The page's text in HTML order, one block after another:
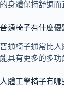
的身體保持舒適而
普通椅子有什麼優
普通椅子通常比
能具有更多的多功
人體工學椅子有哪